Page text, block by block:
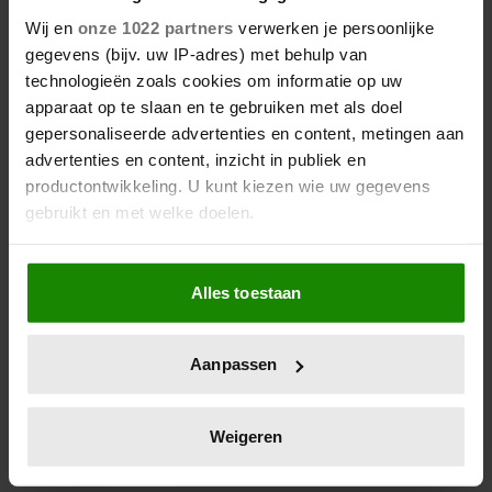
Wij en onze 1022 partners verwerken je persoonlijke
gegevens (bijv. uw IP-adres) met behulp van
technologieën zoals cookies om informatie op uw
apparaat op te slaan en te gebruiken met als doel
gepersonaliseerde advertenties en content, metingen aan
advertenties en content, inzicht in publiek en
productontwikkeling. U kunt kiezen wie uw gegevens
gebruikt en met welke doelen.
Als u het toestaat, willen we ook graag:
Informatie verzamelen over uw geografische
locatie, die tot een paar meter nauwkeurig kan zijn
scannen op specifieke eigenschappen (fingerprinting)
verwerkt en stel uw voorkeuren in het
intrekken in de Cookieverklaring.
Alles toestaan
Aanpassen
Weigeren
SCHADE ZOU AANRICHTEN’
TIJDENS EERSTE SOLOKLUS
Een spannende dag voor prinses Amalia (21). Zij
doopte zaterdag marineschip Den Helder in
Vlissingen. Tijdens de rondleiding grapte ze dat ze
hoopte 'geen schade' aan te richten op de brug, de
plek waar het schip wordt bestuurd.